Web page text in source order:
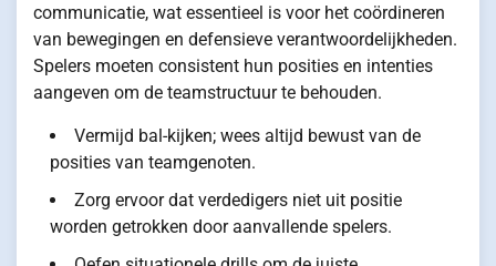
communicatie, wat essentieel is voor het coördineren
van bewegingen en defensieve verantwoordelijkheden.
Spelers moeten consistent hun posities en intenties
aangeven om de teamstructuur te behouden.
Vermijd bal-kijken; wees altijd bewust van de
posities van teamgenoten.
Zorg ervoor dat verdedigers niet uit positie
worden getrokken door aanvallende spelers.